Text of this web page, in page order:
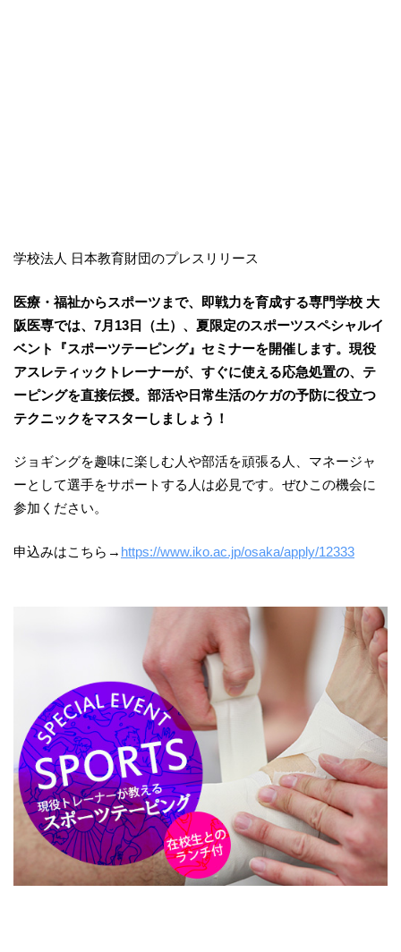
学校法人 日本教育財団のプレスリリース
医療・福祉からスポーツまで、即戦力を育成する専門学校 大
阪医専では、7月13日（土）、夏限定のスポーツスペシャルイ
ベント『スポーツテーピング』セミナーを開催します。現役
アスレティックトレーナーが、すぐに使える応急処置の、テ
ーピングを直接伝授。部活や日常生活のケガの予防に役立つ
テクニックをマスターしましょう！
ジョギングを趣味に楽しむ人や部活を頑張る人、マネージャ
ーとして選手をサポートする人は必見です。ぜひこの機会に
参加ください。
申込みはこちら→ https://www.iko.ac.jp/osaka/apply/12333